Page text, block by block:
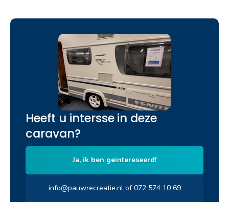
Heeft u intersse in deze
caravan?
Ja, ik ben geintereseerd!
info@pauwrecreatie.nl of 072 574 10 69